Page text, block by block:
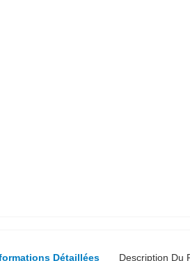
Détaillées Description Du